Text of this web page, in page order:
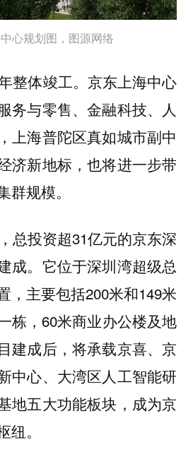
心规划图，图源网络
整体竣工。京东上海中心
务与零售、金融科技、人
上海普陀区真如城市副中
济新地标，也将进一步带
规模。
总投资超31亿元的京东深
成。它位于深圳湾超级总
，主要包括200米和149米
栋，60米商业办公楼及地
建成后，将承载京喜、京
中心、大湾区人工智能研
地五大功能板块，成为京
。